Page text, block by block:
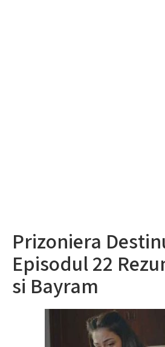
Prizoniera
Episodul 22
si Bayram